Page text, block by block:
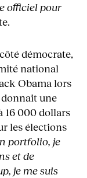
officiel pour
démocrate,
national
Obama lors
une
16 000 dollars
les élections
portfolio, je
et de
je me suis